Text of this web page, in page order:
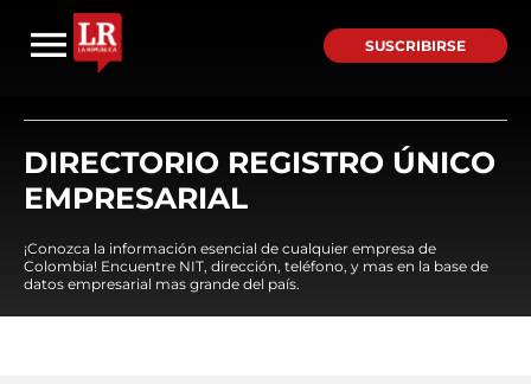
SUSCRIBIRSE
DIRECTORIO REGISTRO ÚNICO
EMPRESARIAL
¡Conozca la información esencial de cualquier empresa de
Colombia! Encuentre NIT, dirección, teléfono, y mas en la base de
datos empresarial mas grande del país.